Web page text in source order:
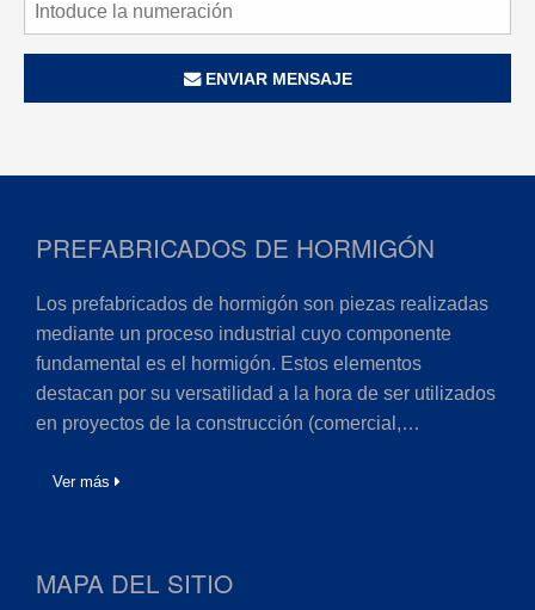
ENVIAR MENSAJE
PREFABRICADOS DE HORMIGÓN
Los prefabricados de hormigón son piezas realizadas
mediante un proceso industrial cuyo componente
fundamental es el hormigón. Estos elementos
destacan por su versatilidad a la hora de ser utilizados
en proyectos de la construcción (comercial,…
Ver más
MAPA DEL SITIO